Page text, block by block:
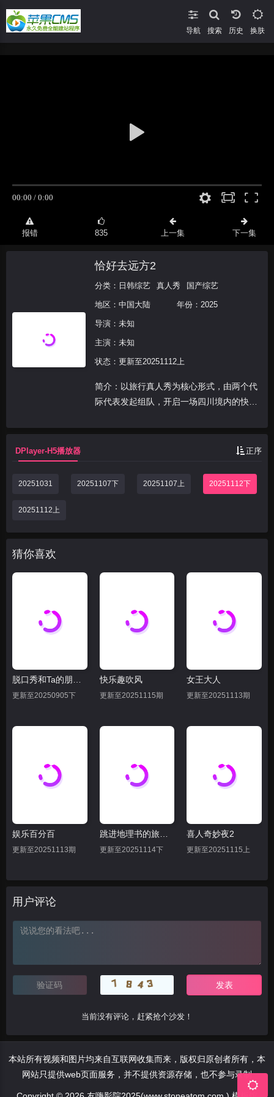
导航 搜索 换肤
报错 835 上一集 下一集
恰好去远方2
分类： 日韩综艺 真人秀 国产综艺
地区： 中国大陆 年份： 2025
导演：未知
主演：未知
状态：更新至20251112上
简介：以旅行真人秀为核心形式，由两个代
际代表发起组队，开启一场四川境内的快乐
感，最终输出关于快乐的不同答案。节目融
合自然风光、人文烟火，旨在帮助年轻人缓
DPlayer-H5播放器 正序
20251031 20251107下 20251107上 20251112下
20251112上
猜你喜欢
脱口秀和Ta的朋友们 第二季
更新至20250905下
快乐趣吹风
更新至20251115期
女王大人
更新至20251113期
娱乐百分百
更新至20251113期 更新至20251114下
喜人奇妙夜2
更新至20251115上
用户评论
当前没有评论，赶紧抢个沙发！
本站所有视频和图片均来自互联网收集而来，版权归原创者所有，本
网站只提供web页面服务，并不提供资源存储，也不参与录制